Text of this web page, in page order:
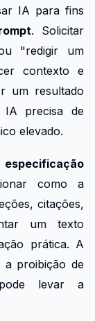
IA para fins
. Solicitar
"redigir um
contexto e
um resultado
IA precisa de
elevado.
como a
citações,
um texto
prática. A
a proibição de
pode levar a